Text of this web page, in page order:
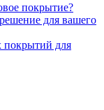
покрытие?
для вашего
для